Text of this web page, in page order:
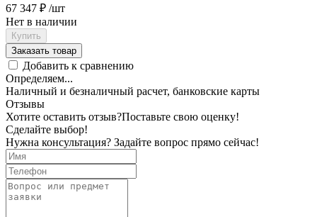
67 347 ₽ /шт
Нет в наличии
Купить
Заказать товар
Добавить к сравнению
Определяем...
Наличный и безналичный расчет, банковские карты
Отзывы
Хотите оставить отзыв?Поставьте свою оценку!
Сделайте выбор!
Нужна консультация? Задайте вопрос прямо сейчас!